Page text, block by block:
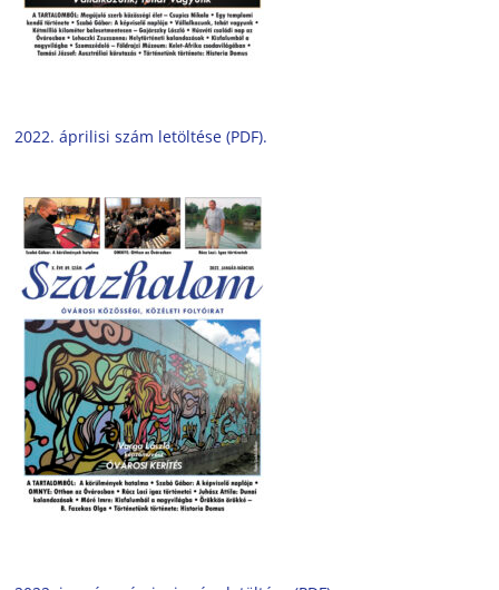
2022. áprilisi szám letöltése (PDF).